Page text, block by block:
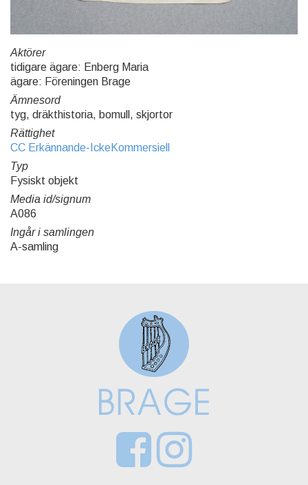
Aktörer
tidigare ägare: Enberg Maria
ägare: Föreningen Brage
Ämnesord
tyg, dräkthistoria, bomull, skjortor
Rättighet
CC Erkännande-IckeKommersiell
Typ
Fysiskt objekt
Media id/signum
A086
Ingår i samlingen
A-samling